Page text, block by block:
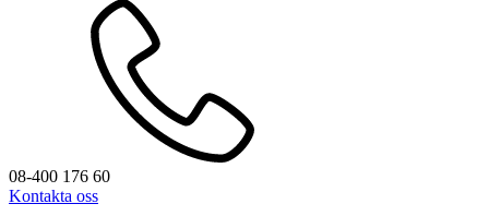
08-400 176 60
Kontakta oss